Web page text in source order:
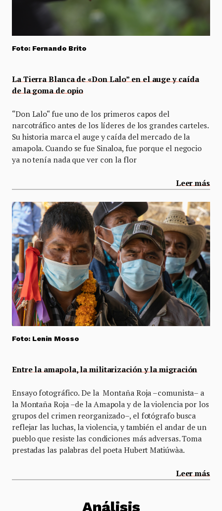
Foto: Fernando Brito
La Tierra Blanca de «Don Lalo” en el auge y caída
de la goma de opio
“Don Lalo“ fue uno de los primeros capos del
narcotráfico antes de los líderes de los grandes carteles.
Su historia marca el auge y caída del mercado de la
amapola. Cuando se fue Sinaloa, fue porque el negocio
ya no tenía nada que ver con la flor
Leer más
Foto: Lenin Mosso
Entre la amapola, la militarización y la migración
Ensayo fotográfico. De la Montaña Roja –comunista– a
la Montaña Roja –de la Amapola y de la violencia por los
grupos del crimen reorganizado–, el fotógrafo busca
reflejar las luchas, la violencia, y también el andar de un
pueblo que resiste las condiciones más adversas. Toma
prestadas las palabras del poeta Hubert Matiúwàa.
Leer más
Análisis